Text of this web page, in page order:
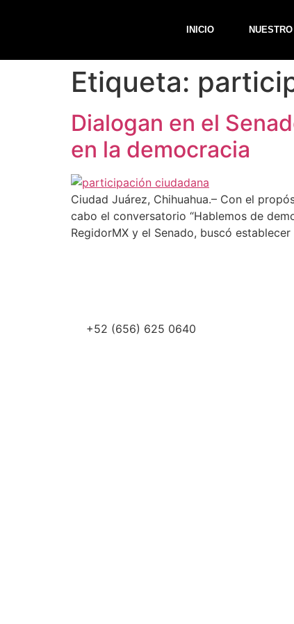
INICIO
Etiqueta:
Dialogan en el
en la democracia
Ciudad Juárez, Chihuahua.– Con el
cabo el conversatorio “Hablemos de
RegidorMX y el Senado, buscó
+52 (656) 625 0640